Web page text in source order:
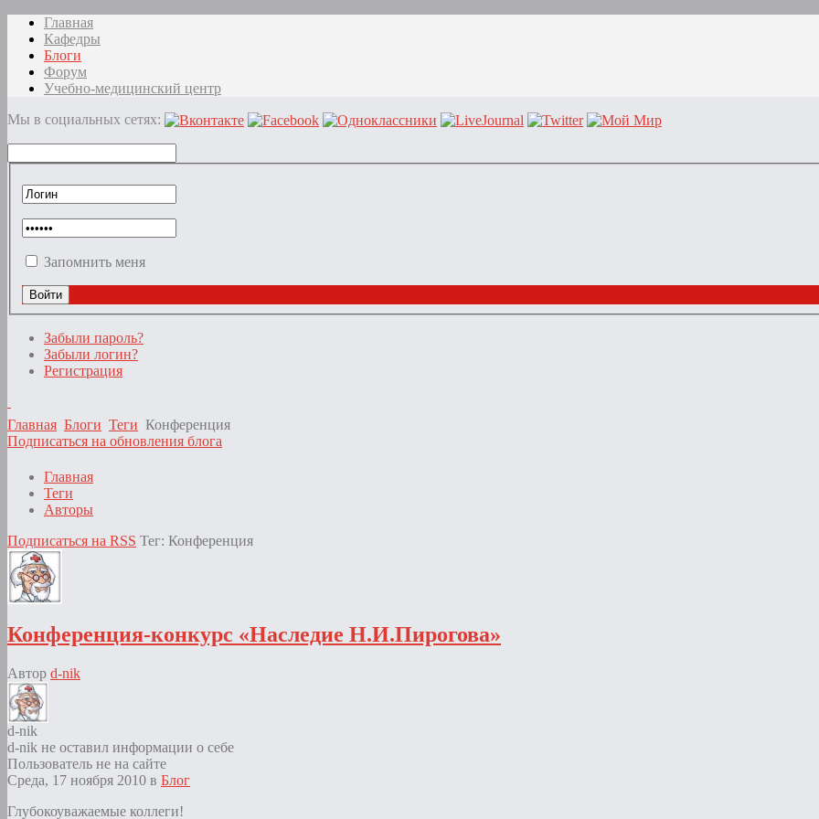
Главная
Кафедры
Блоги
Форум
Учебно-медицинский центр
Мы в социальных сетях:
Запомнить меня
Забыли пароль?
Забыли логин?
Регистрация
Главная Блоги Теги Конференция
Подписаться на обновления блога
Главная
Теги
Авторы
Подписаться на RSS Тег: Конференция
Конференция-конкурс «Наследие Н.И.Пирогова»
Автор d-nik
d-nik
d-nik не оставил информации о себе
Пользователь не на сайте
Среда, 17 ноября 2010 в Блог
Глубокоуважаемые коллеги!